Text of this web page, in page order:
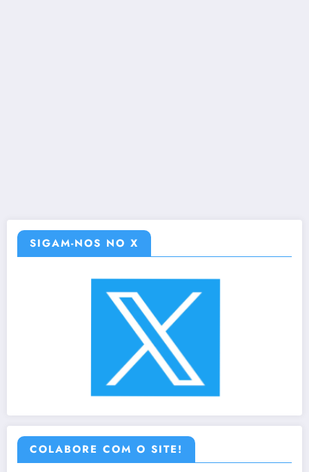
SIGAM-NOS NO X
COLABORE COM O SITE!